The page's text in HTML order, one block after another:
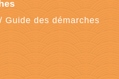
/ Guide des démarches